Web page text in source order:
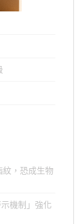
，恐成生物
機制」強化